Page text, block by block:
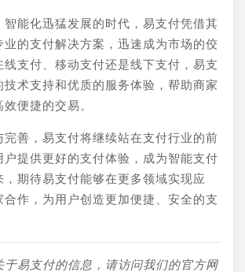
智能化迅猛发展的时代，易支付凭借其
业的支付解决方案，迅速成为市场的佼
线支付、移动支付还是线下支付，易支
技术支持和优质的服务体验，帮助商家
便捷的交易。
完善，易支付将继续站在支付行业的前
户提供更好的支付体验，成为智能支付
，期待易支付能够在更多领域实现应
合作，为用户创造更加便捷、安全的支
于易支付的信息，请访问我们的官方网